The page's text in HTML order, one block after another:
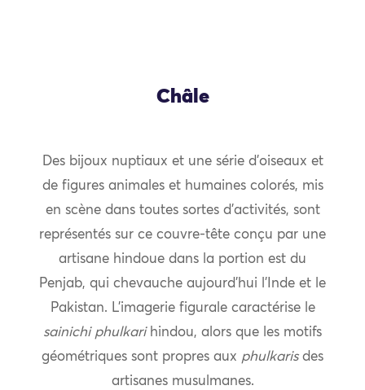
Châle
Des bijoux nuptiaux et une série d’oiseaux et
de figures animales et humaines colorés, mis
en scène dans toutes sortes d’activités, sont
représentés sur ce couvre-tête conçu par une
artisane hindoue dans la portion est du
Penjab, qui chevauche aujourd’hui l’Inde et le
Pakistan. L’imagerie figurale caractérise le
sainichi phulkarihindou, alors que les motifs
géométriques sont propres aux phulkarisdes
artisanes musulmanes.